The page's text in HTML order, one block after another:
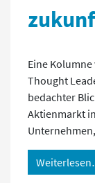
Eine Kolumne
Thought
bedachter
Aktienmarkt